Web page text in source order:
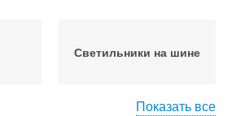
Светильники на шине
Показать все